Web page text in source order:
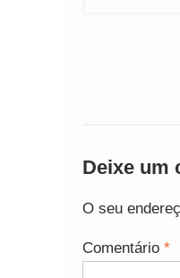
Deixe um
O seu
Comentário *